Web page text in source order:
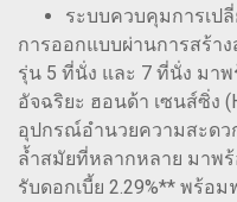
ระบบควบคุมการเป
การออกแบบผ่านการสร้า
รุ่น 5 ที่นั่ง และ 7 ที่นั่ง มา
อัจฉริยะ ฮอนด้า เซนส์ซิ่ง
อุปกรณ์อำนวยความสะดว
ล้ำสมัยที่หลากหลาย มาพ
รับดอกเบี้ย 2.29%** พร้อ